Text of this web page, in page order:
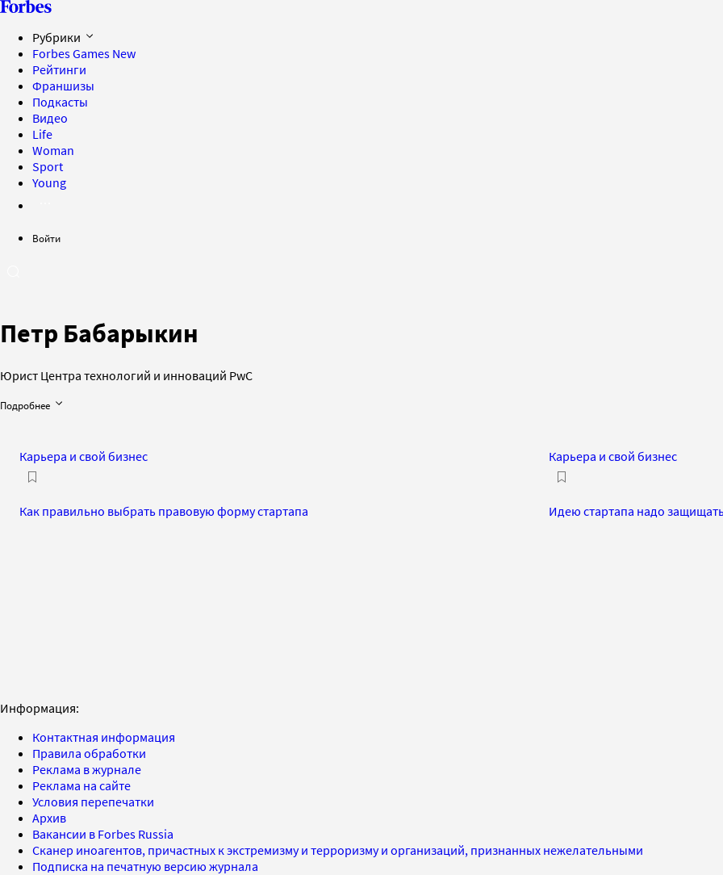
Рубрики
Forbes Games New
Рейтинги
Франшизы
Подкасты
Видео
Life
Woman
Sport
Young
Войти
Петр Бабарыкин
Юрист Центра технологий и инноваций PwC
Подробнее
Карьера и свой бизнес
Как правильно выбрать правовую форму стартапа
Карьера и свой бизнес
Идею стартапа надо
Информация:
Контактная информация
Правила обработки
Реклама в журнале
Реклама на сайте
Условия перепечатки
Архив
Вакансии в Forbes Russia
Сканер иноагентов, причастных к экстремизму и терроризму и организаций, признанных нежелательными
Подписка на печатную версию журнала